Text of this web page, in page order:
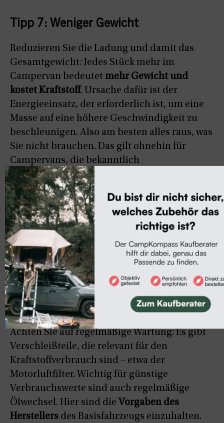
Tipp 7: Weniger Gewicht
Reduzieren Sie die Ladung und damit das
Gesamtgewicht: Jedes Stück mehr im
Campervan bedeutet mehr Gewicht und
kostet Kraftstoff. Ursache dafür ist der
Energieeinsatz, der erforderlich ist, um eine
Masse auf eine höhere Geschwindigkeit zu
beschleunigen. Also am besten alles raus, was
Sie nicht brauchen. Das gilt ohnehin für
Campervans, die bekanntlich
Gewichtsgrenzen einhalten müssen.
Tipp 8: Korrekter Reifendruck
Achten Sie auf den richtigen Luftdruck:
Kontrollieren Sie regelmäßig den Luftdruck.
Zu wenigLuft in den Reifen erhöht den
Verbrauch des Fahrzeugs.
Tipp 9: Wartungsintervalle einhalten
Achten Sie auf regelmäßige Wartung: Es gibt
Verschleißteile, die relevant für den
Kraftstoffverbrauch sind – etwa der
Motorluftfilter. Wichtig für günstige
Verbrauchswerte sind auch regelmäßige
Ölwechsel. Hier sind die Vorgaben des
Herstellers des Basisfahrzeugs einzuhalten.